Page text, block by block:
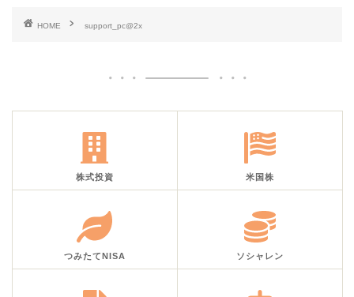
HOME support_pc@2x
株式投資 米国株
つみたてNISA ソシャレン